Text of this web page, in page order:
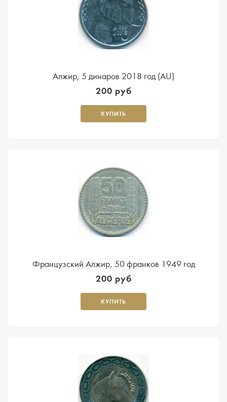
Алжир, 5 динаров 2018 год (AU)
200 руб
КУПИТЬ
Французский Алжир, 50 франков 1949 год
200 руб
КУПИТЬ